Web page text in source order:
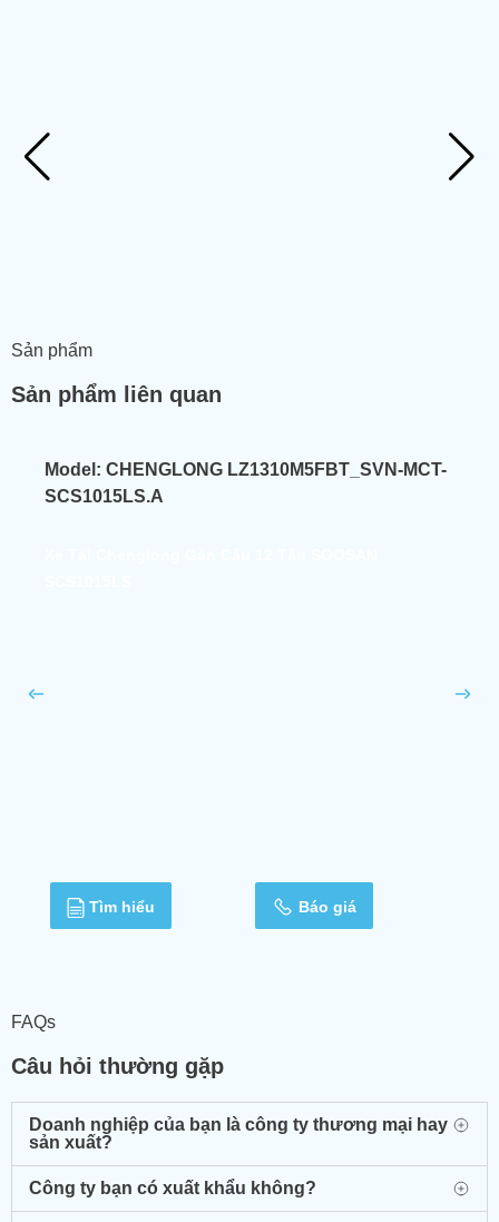
Sản phẩm
Sản phẩm liên quan
Model: CHENGLONG LZ1310M5FBT_SVN-MCT-
SCS1015LS.A
Tìm hiểu Báo giá
FAQs
Câu hỏi thường gặp
Doanh nghiệp của bạn là công ty thương mại hay
sản xuất?
Công ty bạn có xuất khẩu không?